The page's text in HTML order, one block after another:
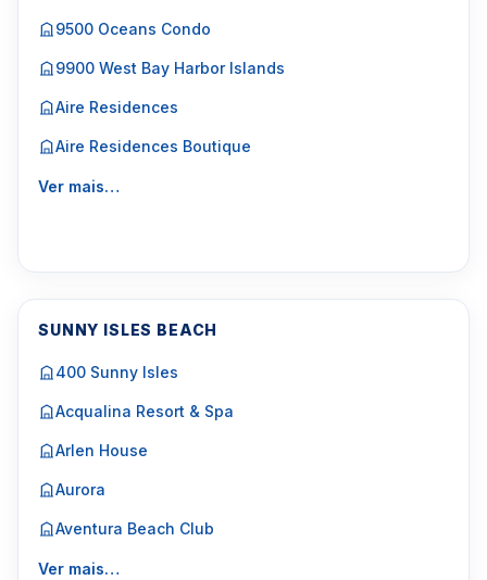
9500 Oceans Condo
9900 West Bay Harbor Islands
Aire Residences
Aire Residences Boutique
Ver mais…
SUNNY ISLES BEACH
400 Sunny Isles
Acqualina Resort & Spa
Arlen House
Aurora
Aventura Beach Club
Ver mais…